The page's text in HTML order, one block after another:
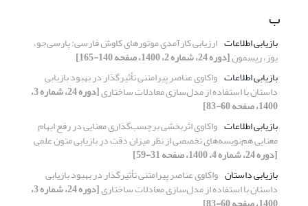
ب
بازیابی اطلاعات ارزیابی کارآمدی موتورهای کاوش فارسی: پارسی‌جو،
یوز، ریسمون[دوره 24، شماره 2، 1400، صفحه 140-165]
بازیابی اطلاعات واکاوی عناصر پیرامتنی تأثیرگذار در بهبود بازیابی
داستان با استفاده از مدل‌سازی معادلات ساختاری [دوره 24، شماره 3،
1400، صفحه 60-83]
بازیابی اطلاعات واکاوی اثربخشی برچسب‌گذاری معنایی در رفع ابهام
معنایی هم‌نویسه‌های تخصصی از نظر میزان دقت در بازیابی متون علمی
[دوره 24، شماره 4، 1400، صفحه 31-59]
بازیابی داستان واکاوی عناصر پیرامتنی تأثیرگذار در بهبود بازیابی
داستان با استفاده از مدل‌سازی معادلات ساختاری [دوره 24، شماره 3،